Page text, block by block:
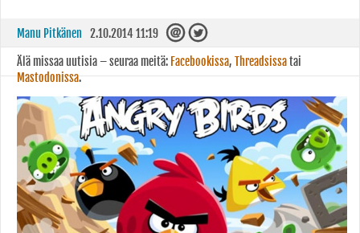
Manu Pitkänen 2.10.2014 11:19
Älä missaa uutisia – seuraa meitä: Facebookissa, Threadsissatai
Mastodonissa.